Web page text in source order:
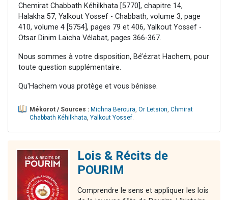
Chemirat Chabbath Kéhilkhata [5770], chapitre 14,
Halakha 57, Yalkout Yossef - Chabbath, volume 3, page
410, volume 4 [5754], pages 79 et 406, Yalkout Yossef -
Otsar Dinim Laïcha Vélabat, pages 366-367.
Nous sommes à votre disposition, Bé’ézrat Hachem, pour
toute question supplémentaire.
Qu'Hachem vous protège et vous bénisse.
Mékorot / Sources : Michna Beroura, Or Letsion, Chmirat
Chabbath Kéhilkhata, Yalkout Yossef.
Lois & Récits de
POURIM
Comprendre le sens et appliquer les lois